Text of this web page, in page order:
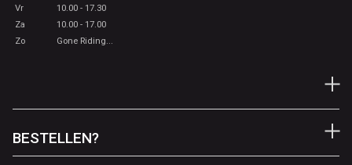
Vr
10.00 - 17.30
Za
10.00 - 17.00
Zo
Gone Riding...
BESTELLEN?